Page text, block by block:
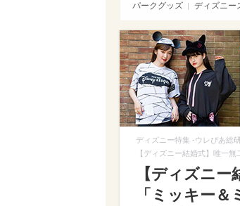
パークグッズ ディズニー
ディズニー特集 -ウレぴあ総研
【ディズニー結婚式】唯一
【ディズニ
「ミッキー